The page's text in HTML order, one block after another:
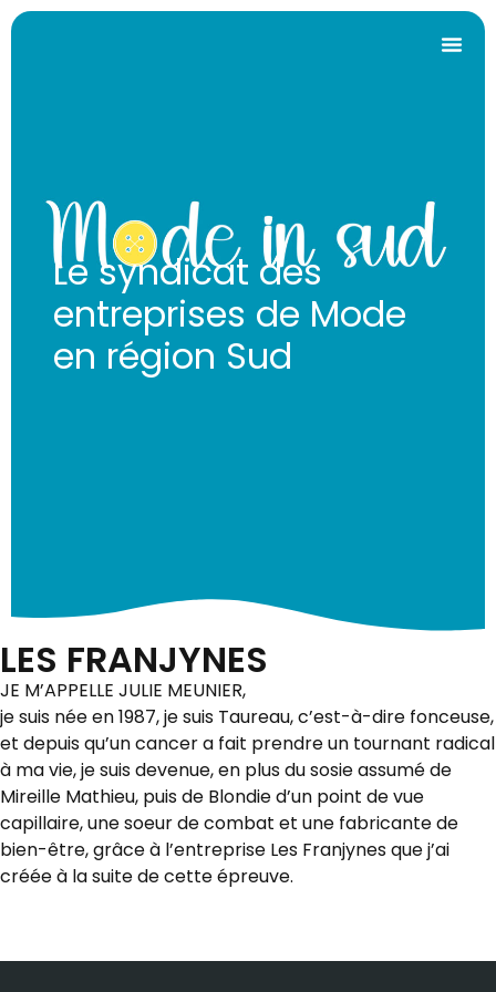
Le syndicat des
entreprises de Mode
en région Sud
LES FRANJYNES
JE M’APPELLE JULIE MEUNIER,
je suis née en 1987, je suis Taureau, c’est-à-dire fonceuse,
et depuis qu’un cancer a fait prendre un tournant radical
à ma vie, je suis devenue, en plus du sosie assumé de
Mireille Mathieu, puis de Blondie d’un point de vue
capillaire, une soeur de combat et une fabricante de
bien-être, grâce à l’entreprise Les Franjynes que j’ai
créée à la suite de cette épreuve.